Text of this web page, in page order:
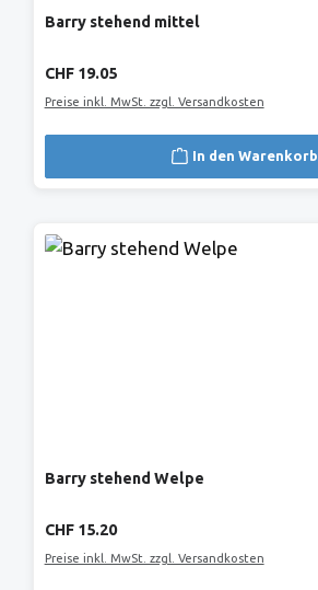
Barry stehend mittel
Regulärer Preis:
CHF 19.05
Preise inkl. MwSt. zzgl. Versandkosten
In den Warenkorb
Barry stehend Welpe
Regulärer Preis:
CHF 15.20
Preise inkl. MwSt. zzgl. Versandkosten